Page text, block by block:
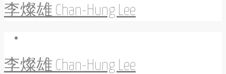
李燦雄 Chan-Hung Lee
李燦雄 Chan-Hung Lee